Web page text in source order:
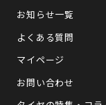
お知らせ一覧
よくある質問
マイページ
お問い合わせ